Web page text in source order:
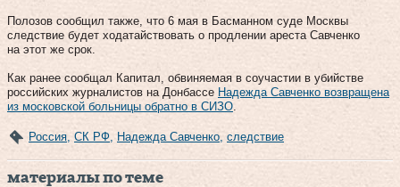
Полозов сообщил также, что 6 мая в Басманном суде Москвы
следствие будет ходатайствовать о продлении ареста Савченко
на этот же срок.
Как ранее сообщал Капитал, обвиняемая в соучастии в убийстве
российских журналистов на Донбассе Надежда Савченко возвращена
из московской больницы обратно в СИЗО.
Россия, СК РФ, Надежда Савченко, следствие
материалы по теме